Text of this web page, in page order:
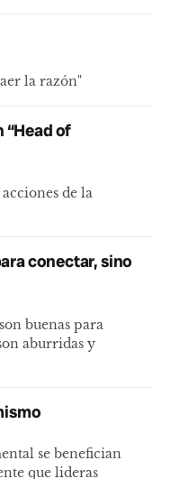
la razón"
“Head of
de la
conectar, sino
buenas para
aburridas y
se benefician
que lideras